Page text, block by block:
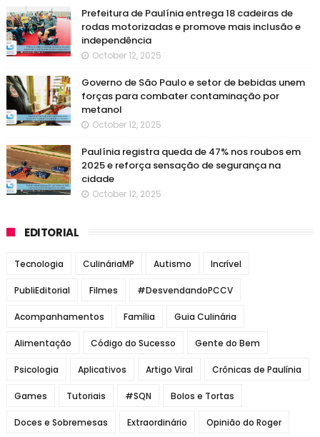
Prefeitura de Paulínia entrega 18 cadeiras de
rodas motorizadas e promove mais inclusão e
independência
October 12, 2025
Governo de São Paulo e setor de bebidas unem
forças para combater contaminação por
metanol
October 12, 2025
Paulínia registra queda de 47% nos roubos em
2025 e reforça sensação de segurança na
cidade
October 12, 2025
EDITORIAL
Tecnologia CulináriaMP Autismo Incrível
PubliEditorial Filmes #DesvendandoPCCV
Acompanhamentos Família Guia Culinária
Alimentação Código do Sucesso Gente do Bem
Psicologia Aplicativos Artigo Viral Crônicas de Paulínia
Games Tutoriais #SQN Bolos e Tortas
Doces e Sobremesas Extraordinário Opinião do Roger